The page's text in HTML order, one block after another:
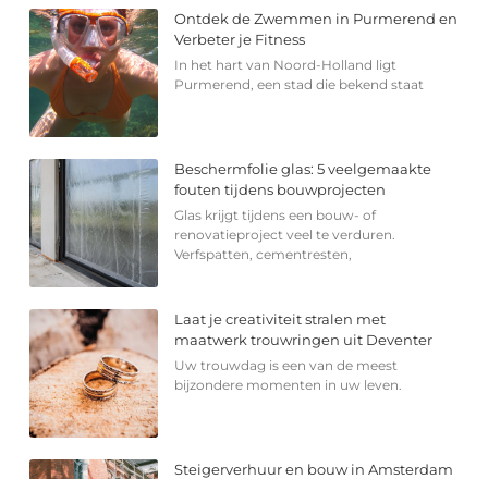
Ontdek de Zwemmen in Purmerend en
Verbeter je Fitness
In het hart van Noord-Holland ligt
Purmerend, een stad die bekend staat
Beschermfolie glas: 5 veelgemaakte
fouten tijdens bouwprojecten
Glas krijgt tijdens een bouw- of
renovatieproject veel te verduren.
Verfspatten, cementresten,
Laat je creativiteit stralen met
maatwerk trouwringen uit Deventer
Uw trouwdag is een van de meest
bijzondere momenten in uw leven.
Steigerverhuur en bouw in Amsterdam